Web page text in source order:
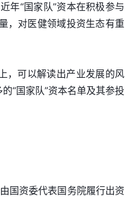
年“国家队”资本在积极参与
，对医健领域投资生态有重
，可以解读出产业发展的风
“国家队”资本名单及其参投
国资委代表国务院履行出资